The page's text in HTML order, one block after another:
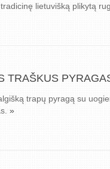
lietuvišką plikytą
TRAŠKUS
trapų pyragą su
»